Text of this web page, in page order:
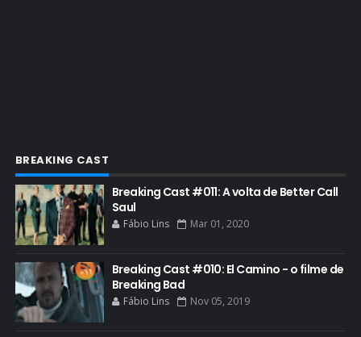
FELIZ NATAL
FILME
GIANCARLO ESPOSITO
GOLDEN GLOBE
GRACEPOINT
BREAKING CAST
Breaking Cast #011: A volta de Better Call
Saul
Fábio Lins Mar 01, 2020
Breaking Cast #010: El Camino - o filme de
Breaking Bad
Fábio Lins Nov 05, 2019